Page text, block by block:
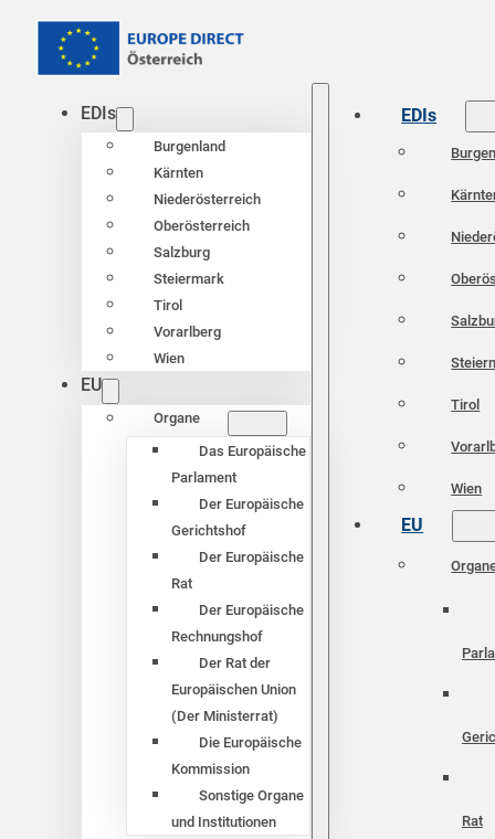
EDIs
Burgenland
Kärnten
Niederösterreich
Oberösterreich
Salzburg
Steiermark
Tirol
Vorarlberg
Wien
EU
Organe
Das Europäische
Parlament
Der Europäische
Gerichtshof
Der Europäische
Rat
Der Europäische
Rechnungshof
Der Rat der
Europäischen Union
(Der Ministerrat)
Die Europäische
Kommission
Sonstige Organe
und Institutionen
EDIs
Tirol
Wien
EU
Rat